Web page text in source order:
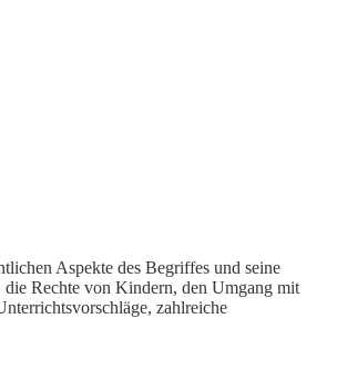
Aspekte des Begriffes und seine
die Rechte von Kindern, den Umgang mit
zahlreiche